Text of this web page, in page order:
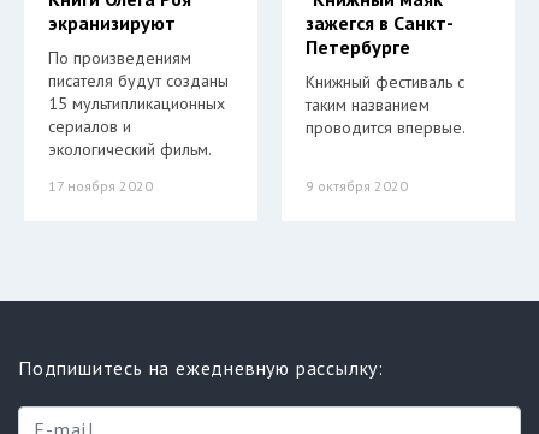
экранизируют
По произведениям
писателя будут созданы
15 мультипликационных
сериалов и
экологический фильм.
17 ноября 2020
зажегся в Санкт-
Петербурге
Книжный фестиваль с
таким названием
проводится впервые.
9 октября 2020
Подпишитесь на ежедневную рассылку: